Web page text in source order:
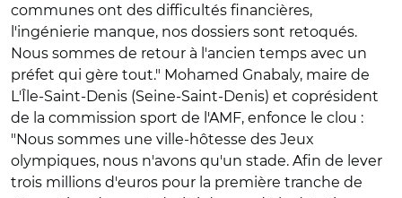
communes ont des difficultés financières,
l'ingénierie manque, nos dossiers sont retoqués.
Nous sommes de retour à l'ancien temps avec un
préfet qui gère tout." Mohamed Gnabaly, maire de
L'Île-Saint-Denis (Seine-Saint-Denis) et coprésident
de la commission sport de l'AMF, enfonce le clou :
"Nous sommes une ville-hôtesse des Jeux
olympiques, nous n'avons qu'un stade. Afin de lever
trois millions d'euros pour la première tranche de